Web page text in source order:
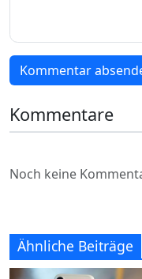
Kommentar
Kommentare
Noch keine
Ähnliche Beiträge